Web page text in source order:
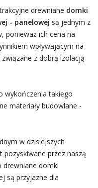
drewniane domki
- panelowej są jednym z
ponieważ ich cena na
wpływającym na
z dobrą izolacją
wykończenia takiego
materiały budowlane -
w dzisiejszych
pozyskiwane przez naszą
drewniane domki
są przyjazne dla